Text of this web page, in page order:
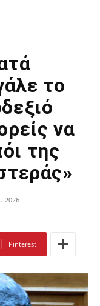
το
να
της
2026
Pinterest